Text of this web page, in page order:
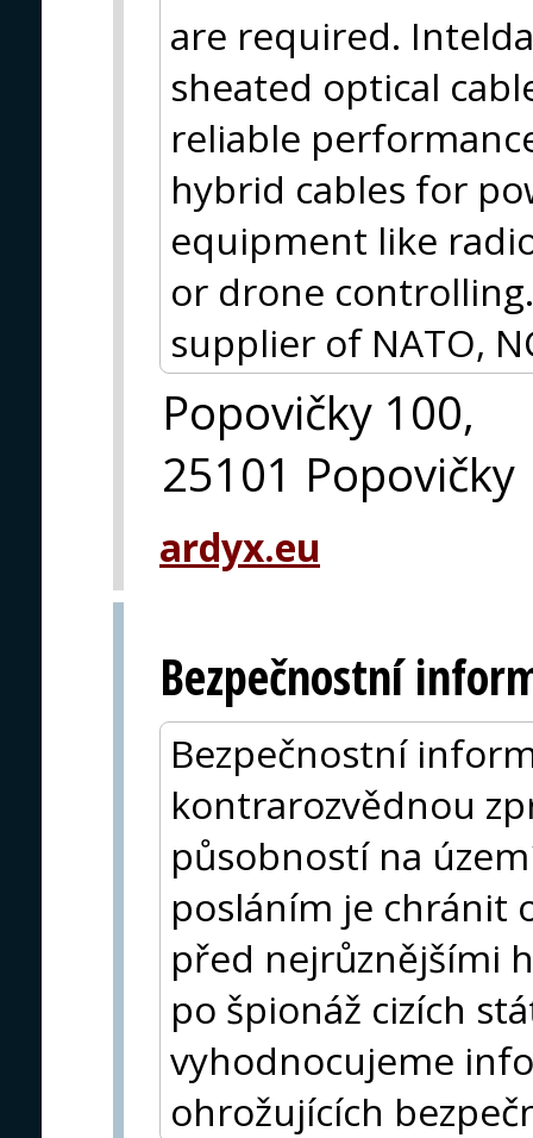
are required.
sheated optical
reliable
hybrid cables for
equipment like
or drone
supplier of NATO,
Popovičky 100,
25101 Popovičky
ardyx.eu
Bezpečnostní
Bezpečnostní
kontrarozvědnou
působností na
posláním je chránit
před nejrůznějšími
po špionáž cizích
vyhodnocujeme
ohrožujících